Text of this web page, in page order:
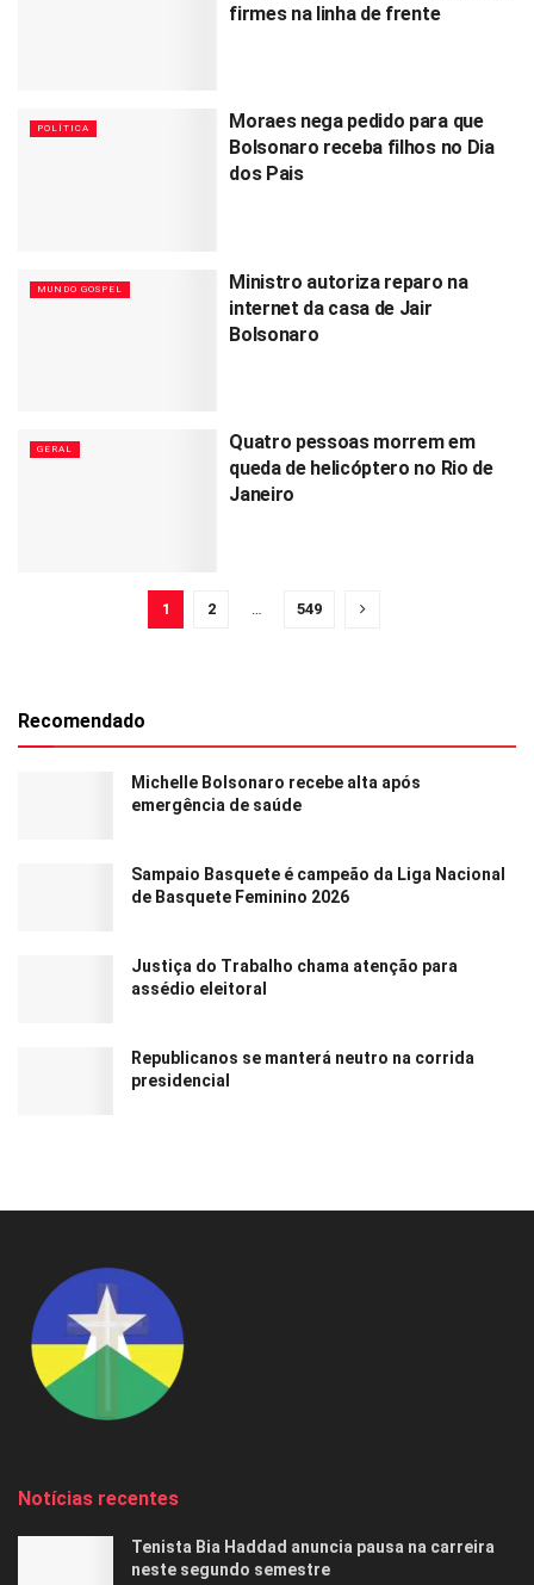
firmes na linha de frente
POLÍTICA
Moraes nega pedido para que
Bolsonaro receba filhos no Dia
dos Pais
MUNDO GOSPEL
Ministro autoriza reparo na
internet da casa de Jair
Bolsonaro
GERAL
Quatro pessoas morrem em
queda de helicóptero no Rio de
Janeiro
1 2 549
Recomendado
Michelle Bolsonaro recebe alta após
emergência de saúde
Sampaio Basquete é campeão da Liga Nacional
de Basquete Feminino 2026
Justiça do Trabalho chama atenção para
assédio eleitoral
Republicanos se manterá neutro na corrida
presidencial
Notícias recentes
Tenista Bia Haddad anuncia pausa na carreira
neste segundo semestre